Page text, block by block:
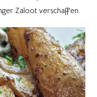
Zaloot verschaffen.